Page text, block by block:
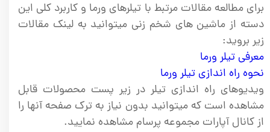
برای مطالعه مقالات مرتبط با تیلرهای ورما و کاربرد کلی این
دسته از ماشین های شخم زنی میتوانید به لینک مقالات
زیر بروید:
معرفی تیلر ورما
نحوه راه اندازی تیلر ورما
ویدیوهای راه اندازی تیلر در زیر پست محصولات قابل
مشاهده است که میتوانید بدون نیاز به ترک صفحه آنها را
از کانال آپارات مجموعه پرسام مشاهده نمایید.